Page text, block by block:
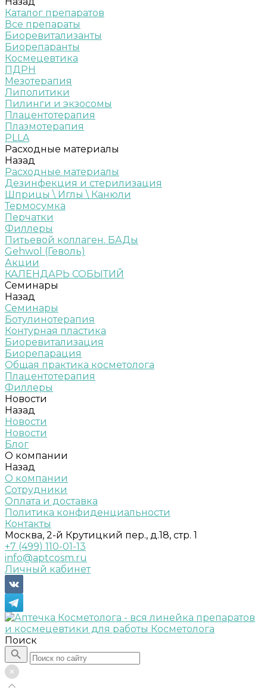
Каталог препаратов
Все препараты
Биоревитализанты
Биорепаранты
Космецевтика
ПДРН
Мезотерапия
Липолитики
Пилинги и экзосомы
Плацентотерапия
Плазмотерапия
PLLA
Расходные материалы
Назад
Расходные материалы
Дезинфекция и стерилизация
Шприцы \ Иглы \ Канюли
Термосумка
Перчатки
Филлеры
Питьевой коллаген. БАДы
Gehwol (Геволь)
Акции
КАЛЕНДАРЬ СОБЫТИЙ
Семинары
Назад
Семинары
Ботулинотерапия
Контурная пластика
Биоревитализация
Биорепарация
Общая практика косметолога
Плацентотерапия
Филлеры
Новости
Назад
Новости
Новости
Блог
О компании
Назад
О компании
Сотрудники
Оплата и доставка
Политика конфиденциальности
Контакты
Москва, 2-й Крутицкий пер., д.18, стр. 1
+7 (499) 110-01-13
info@aptcosm.ru
Личный кабинет
Поиск